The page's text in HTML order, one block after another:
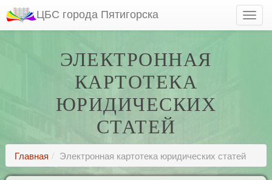
ЦБС города Пятигорска
ЭЛЕКТРОННАЯ
КАРТОТЕКА
ЮРИДИЧЕСКИХ
СТАТЕЙ
Главная Электронная картотека юридических статей